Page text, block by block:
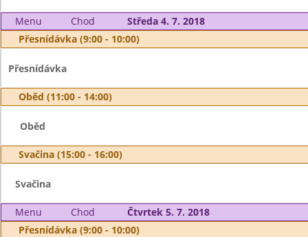
Menu Chod
Středa 4. 7. 2018
Přesnídávka (9:00 - 10:00)
Přesnídávka
Oběd (11:00 - 14:00)
Oběd
Svačina (15:00 - 16:00)
Svačina
Menu Chod
Čtvrtek 5. 7. 2018
Přesnídávka (9:00 - 10:00)